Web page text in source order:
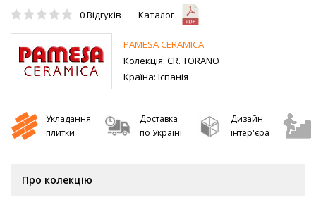
0Відгуків Каталог
PAMESA CERAMICA
Колекція: CR. TORANO
Країна: Іспанія
Укладання
плитки
Доставка
по Україні
Дизайн
інтер'єра
Про колекцію